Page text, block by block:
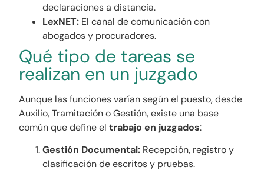
declaraciones a distancia.
LexNET: El canal de comunicación con
abogados y procuradores.
Qué tipo de tareas se
realizan en un juzgado
Aunque las funciones varían según el puesto, desde
Auxilio, Tramitación o Gestión, existe una base
común que define eltrabajo en juzgados:
Gestión Documental: Recepción, registro y
clasificación de escritos y pruebas.